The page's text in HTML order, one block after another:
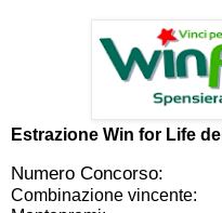
Estrazione Win for Life del
Numero Concorso:
Combinazione vincente: